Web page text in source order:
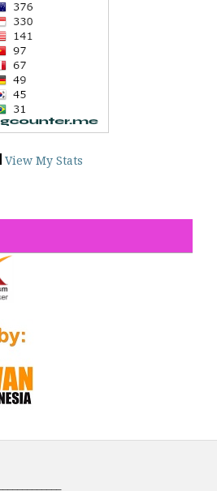
View My Stats